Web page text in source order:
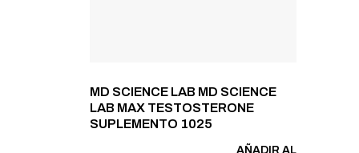
MD SCIENCE LAB MD SCIENCE
LAB MAX TESTOSTERONE
SUPLEMENTO 1025
AÑADIR AL